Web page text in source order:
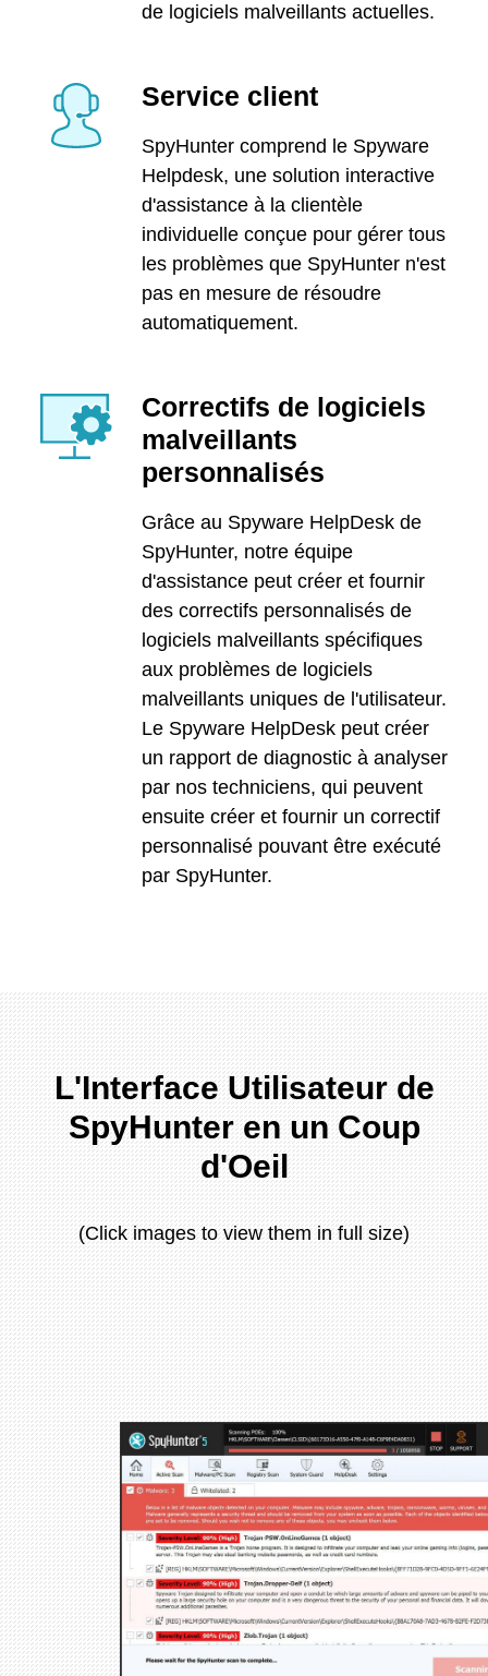
de logiciels malveillants actuelles.
Service client
SpyHunter comprend le Spyware
Helpdesk, une solution interactive
d'assistance à la clientèle
individuelle conçue pour gérer tous
les problèmes que SpyHunter n'est
pas en mesure de résoudre
automatiquement.
Correctifs de logiciels
malveillants
personnalisés
Grâce au Spyware HelpDesk de
SpyHunter, notre équipe
d'assistance peut créer et fournir
des correctifs personnalisés de
logiciels malveillants spécifiques
aux problèmes de logiciels
malveillants uniques de l'utilisateur.
Le Spyware HelpDesk peut créer
un rapport de diagnostic à analyser
par nos techniciens, qui peuvent
ensuite créer et fournir un correctif
personnalisé pouvant être exécuté
par SpyHunter.
L'Interface Utilisateur de
SpyHunter en un Coup
d'Oeil
(Click images to view them in full size)